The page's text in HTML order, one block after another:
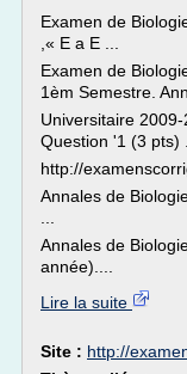
Examen de
,« E a E ...
Examen de
1èm Semestre.
Universitaire 2009-
Question '1 (3 pts)
http://
Annales de
Annales de
année)....
Lire la suite
Site : http://